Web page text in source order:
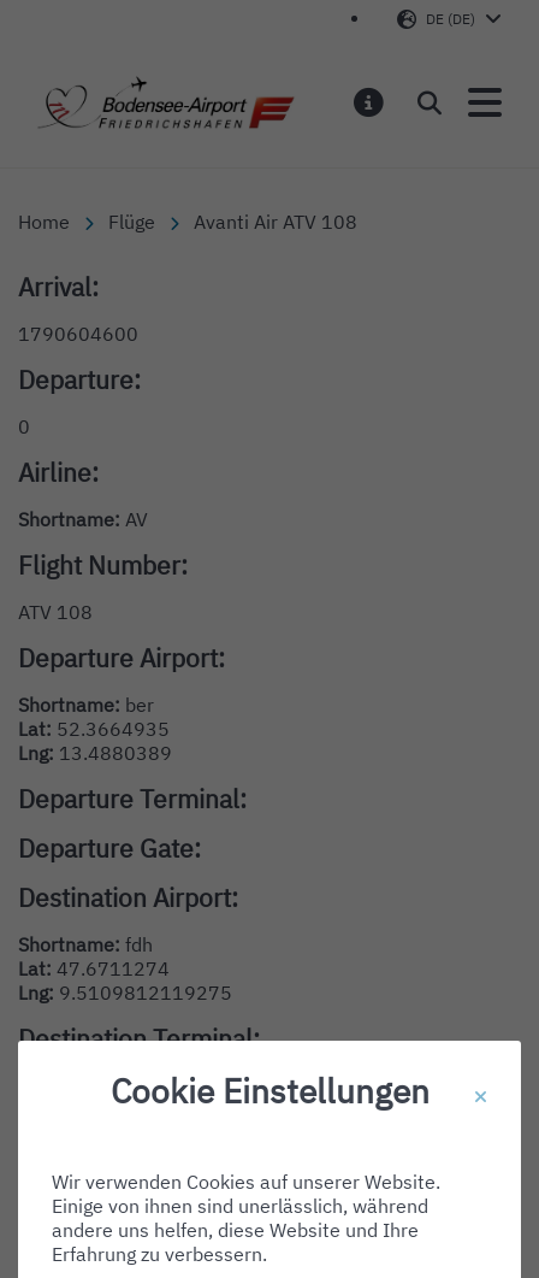
DE (DE)
Bodensee-Airport
Suchen
Home Flüge Avanti Air ATV 108
Arrival:
1790604600
Departure:
0
Airline:
Shortname: AV
Flight Number:
ATV 108
Departure Airport:
Shortname: ber
Lat: 52.3664935
Lng: 13.4880389
Departure Terminal:
Departure Gate:
Destination Airport:
Shortname: fdh
Lat: 47.6711274
Lng: 9.5109812119275
Destination Terminal:
Destination Gate:
Shortname:
Type:
arrival
Cookie Einstellungen
Wir verwenden Cookies auf unserer Website.
Einige von ihnen sind unerlässlich, während
andere uns helfen, diese Website und Ihre
Erfahrung zu verbessern.